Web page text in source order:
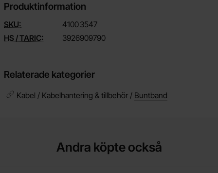
Produktinformation
SKU: 41003547
HS / TARIC:
3926909790
Relaterade kategorier
Kabel / Kabelhantering & tillbehör / Buntband
Andra köpte också